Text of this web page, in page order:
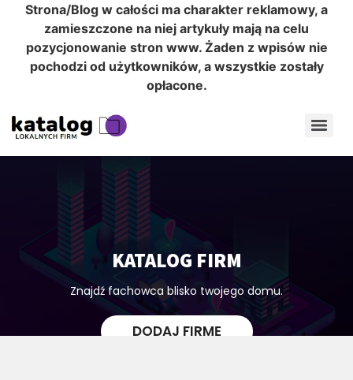
Strona/Blog w całości ma charakter reklamowy, a
zamieszczone na niej artykuły mają na celu
pozycjonowanie stron www. Żaden z wpisów nie
pochodzi od użytkowników, a wszystkie zostały
opłacone.
KATALOG FIRM
Znajdź fachowca blisko twojego domu.
DODAJ FIRMĘ